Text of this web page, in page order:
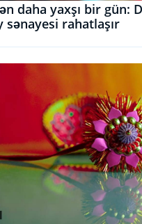
daha yaxşı bir gün:
sənayesi rahatlaşır